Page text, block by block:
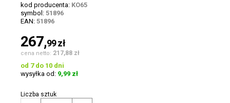
kod producenta: KO65
symbol: 51896
EAN: 51896
267,99zł
cena netto: 217,88 zł
od 7 do 10 dni
wysyłka od: 9,99 zł
Liczba sztuk